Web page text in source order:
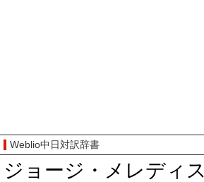
Weblio中日対訳辞書
ジョージ・メレディス